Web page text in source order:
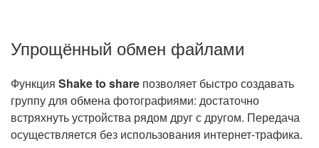
Упрощённый обмен файлами
Функция Shake to share позволяет быстро создавать
группу для обмена фотографиями: достаточно
встряхнуть устройства рядом друг с другом. Передача
осуществляется без использования интернет-трафика.